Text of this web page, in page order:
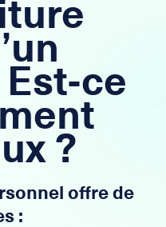
ce
?
offre de
: